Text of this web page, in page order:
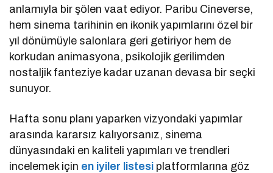
anlamıyla bir şölen vaat ediyor. Paribu Cineverse,
hem sinema tarihinin en ikonik yapımlarını özel bir
yıl dönümüyle salonlara geri getiriyor hem de
korkudan animasyona, psikolojik gerilimden
nostaljik fanteziye kadar uzanan devasa bir seçki
sunuyor.
Hafta sonu planı yaparken vizyondaki yapımlar
arasında kararsız kalıyorsanız, sinema
dünyasındaki en kaliteli yapımları ve trendleri
incelemek için en iyiler listesi platformlarına göz